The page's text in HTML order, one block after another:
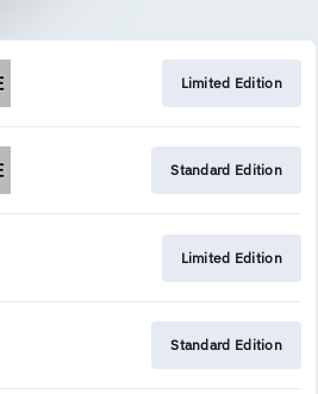
Limited Edition
Standard Edition
Limited Edition
Standard Edition